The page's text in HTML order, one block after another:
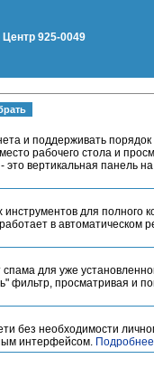
Центр 925-0049
и поддерживать порядок
рабочего стола и
вертикальная панель
для полного
в автоматическом
спама для уже
фильтр, просматривая и
без необходимости
интерфейсом.